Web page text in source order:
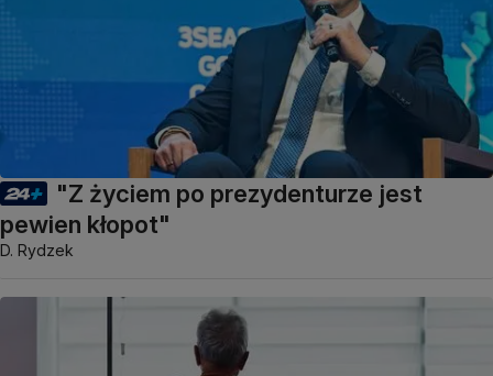
"Z życiem po prezydenturze jest
pewien kłopot"
D. Rydzek